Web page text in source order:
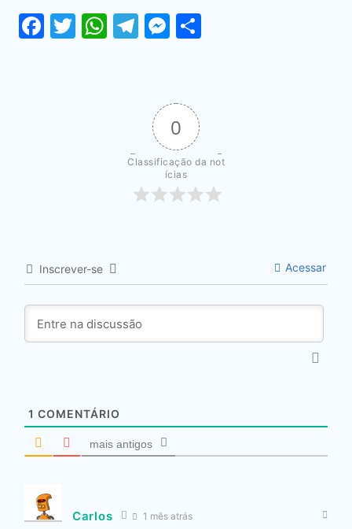
Facebook
Twitter
WhatsApp
Telegram
Messenger
0
Classificação da not
ícias
Inscrever-se Acessar
1 COMENTÁRIO
mais antigos
Carlos 1 mês atrás